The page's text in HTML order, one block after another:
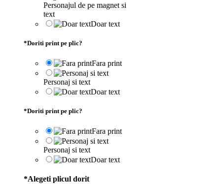
Personajul de pe magnet si
text
Doar text
*Doriti print pe plic?
Fara print
Personaj si text
Doar text
*Doriti print pe plic?
Fara print
Personaj si text
Doar text
*Alegeti plicul dorit